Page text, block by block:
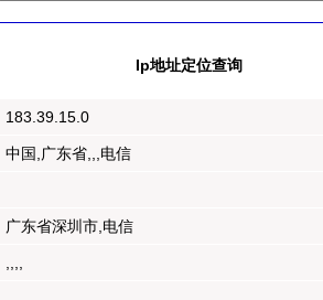
Ip地址定位查询
183.39.15.0
中国,广东省,,,电信
广东省深圳市,电信